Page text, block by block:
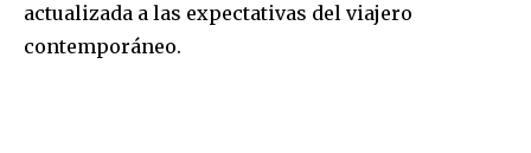
actualizada a las expectativas del viajero
contemporáneo.